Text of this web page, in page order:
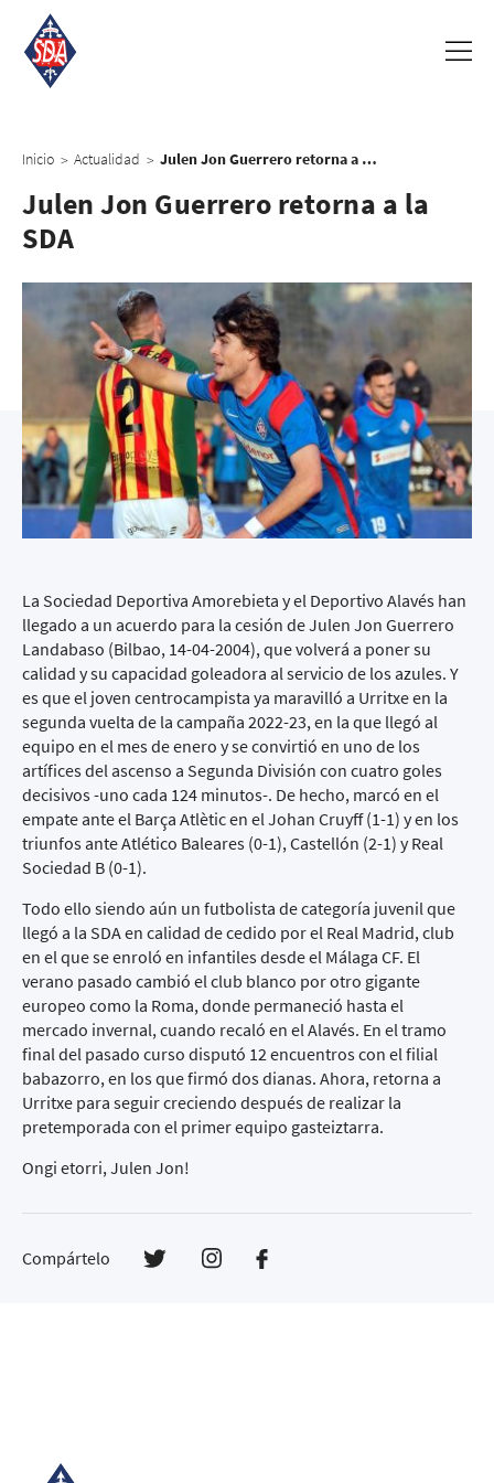
Inicio > Actualidad > Julen Jon Guerrero retorna a la SDA
Julen Jon Guerrero retorna a la
SDA
La Sociedad Deportiva Amorebieta y el Deportivo Alavés han
llegado a un acuerdo para la cesión de Julen Jon Guerrero
Landabaso (Bilbao, 14-04-2004), que volverá a poner su
calidad y su capacidad goleadora al servicio de los azules. Y
es que el joven centrocampista ya maravilló a Urritxe en la
segunda vuelta de la campaña 2022-23, en la que llegó al
equipo en el mes de enero y se convirtió en uno de los
artífices del ascenso a Segunda División con cuatro goles
decisivos -uno cada 124 minutos-. De hecho, marcó en el
empate ante el Barça Atlètic en el Johan Cruyff (1-1) y en los
triunfos ante Atlético Baleares (0-1), Castellón (2-1) y Real
Sociedad B (0-1).
Todo ello siendo aún un futbolista de categoría juvenil que
llegó a la SDA en calidad de cedido por el Real Madrid, club
en el que se enroló en infantiles desde el Málaga CF. El
verano pasado cambió el club blanco por otro gigante
europeo como la Roma, donde permaneció hasta el
mercado invernal, cuando recaló en el Alavés. En el tramo
final del pasado curso disputó 12 encuentros con el filial
babazorro, en los que firmó dos dianas. Ahora, retorna a
Urritxe para seguir creciendo después de realizar la
pretemporada con el primer equipo gasteiztarra.
Ongi etorri, Julen Jon!
Compártelo